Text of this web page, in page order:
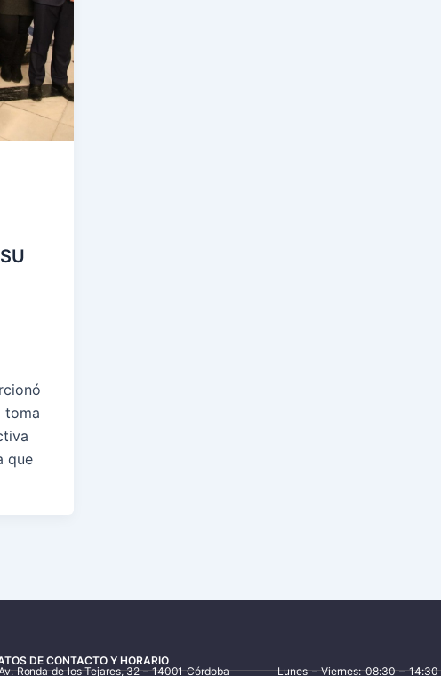
toma
que
DE CONTACTO Y HORARIO
Ronda de los Tejares, 32 – 14001 Córdoba
Lunes – Viernes: 08:30 – 14:30